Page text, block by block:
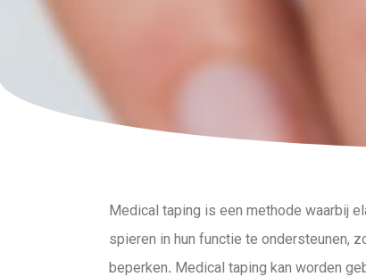
Medical taping is een methode waarbij
spieren in hun functie te ondersteunen,
beperken. Medical taping kan worden